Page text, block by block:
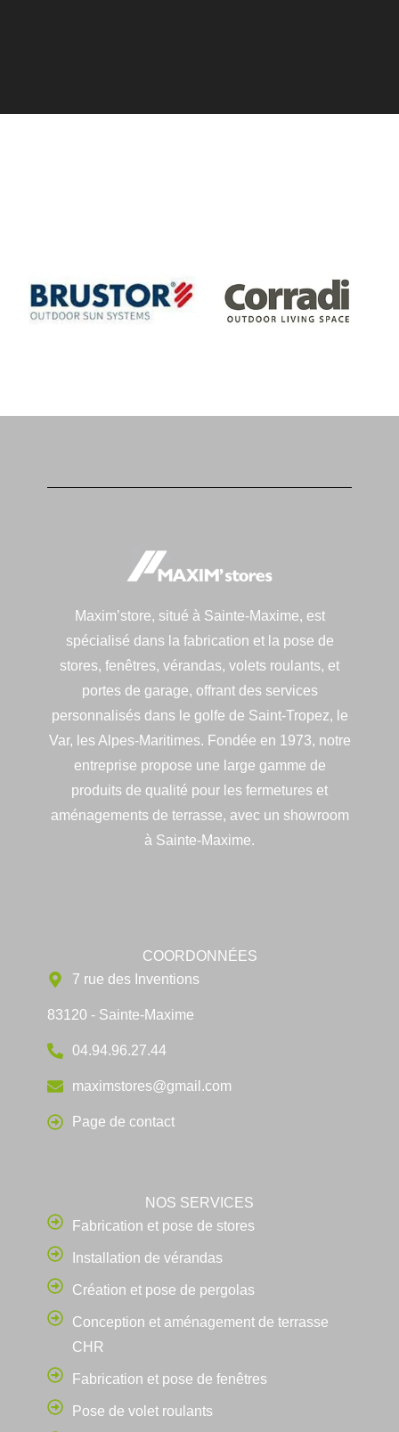
Maxim’store, situé à Sainte-Maxime, est
spécialisé dans la fabrication et la pose de
stores, fenêtres, vérandas, volets roulants, et
portes de garage, offrant des services
personnalisés dans le golfe de Saint-Tropez, le
Var, les Alpes-Maritimes. Fondée en 1973, notre
entreprise propose une large gamme de
produits de qualité pour les fermetures et
aménagements de terrasse, avec un showroom
à Sainte-Maxime.
COORDONNÉES
7 rue des Inventions
83120 - Sainte-Maxime
04.94.96.27.44
maximstores@gmail.com
Page de contact
NOS SERVICES
Fabrication et pose de stores
Installation de vérandas
Création et pose de pergolas
Conception et aménagement de terrasse
CHR
Fabrication et pose de fenêtres
Pose de volet roulants